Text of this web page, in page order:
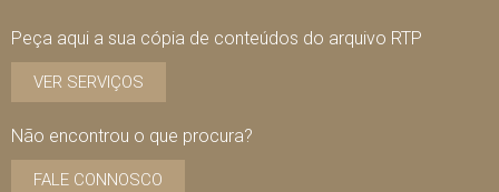
Peça aqui a sua cópia de conteúdos do arquivo RTP
VER SERVIÇOS
Não encontrou o que procura?
FALE CONNOSCO